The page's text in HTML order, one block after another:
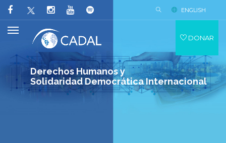
Derechos Humanos y
Solidaridad Democrática Internacional
ENGLISH
DONAR